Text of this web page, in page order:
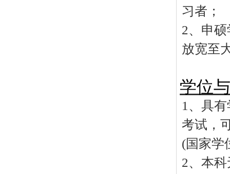
习者；
2、申
放宽至
学位
1 、具
考试，
(国家学
2、本